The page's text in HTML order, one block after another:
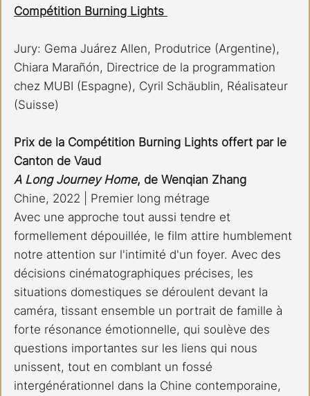
Compétition Burning Lights
Jury: Gema Juárez Allen, Produtrice (Argentine),
Chiara Marañón, Directrice de la programmation
chez MUBI (Espagne), Cyril Schäublin, Réalisateur
(Suisse)
Prix de la Compétition Burning Lights offert par le
Canton de Vaud
A Long Journey Home, de Wenqian Zhang
Chine, 2022 | Premier long métrage
Avec une approche tout aussi tendre et
formellement dépouillée, le film attire humblement
notre attention sur l'intimité d'un foyer. Avec des
décisions cinématographiques précises, les
situations domestiques se déroulent devant la
caméra, tissant ensemble un portrait de famille à
forte résonance émotionnelle, qui soulève des
questions importantes sur les liens qui nous
unissent, tout en comblant un fossé
intergénérationnel dans la Chine contemporaine,